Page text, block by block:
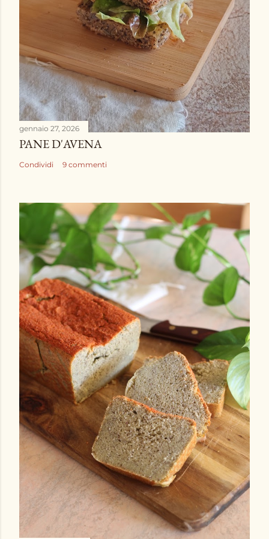
gennaio 27, 2026
PANE D'AVENA
Condividi 9 commenti